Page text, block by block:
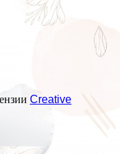
Creative